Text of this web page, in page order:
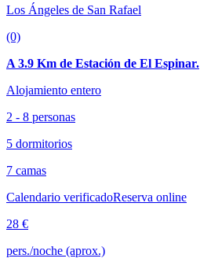
Los Ángeles de San Rafael
(0)
A 3.9 Km de Estación de El Espinar.
Alojamiento entero
2 - 8 personas
5 dormitorios
7 camas
Calendario verificadoReserva online
28 €
pers./noche (aprox.)